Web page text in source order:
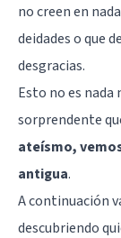
no creen en
deidades o que
desgracias.
Esto no es
sorprendente
ateísmo,
antigua.
A continuación
descubriendo